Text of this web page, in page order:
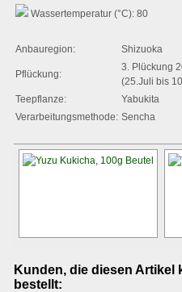
Wassertemperatur (°C): 80
Anbauregion: Shizuoka
Pflückung:
3. Plückung
(25.Juli bis
Teepflanze:
Yabukita
Verarbeitungsmethode: Sencha
Kunden, die diesen Artikel
bestellt: